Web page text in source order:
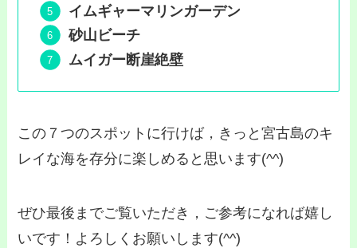
イムギャーマリンガーデン
砂山ビーチ
ムイガー断崖絶壁
この７つのスポットに行けば，きっと宮古島のキ
レイな海を存分に楽しめると思います(^^)
ぜひ最後までご覧いただき，ご参考になれば嬉し
いです！よろしくお願いします(^^)